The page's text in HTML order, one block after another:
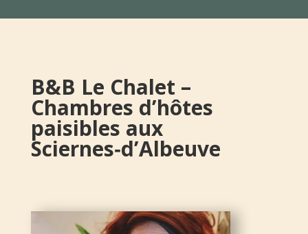
B&B Le Chalet –
Chambres d’hôtes
paisibles aux
Sciernes‑d’Albeuve